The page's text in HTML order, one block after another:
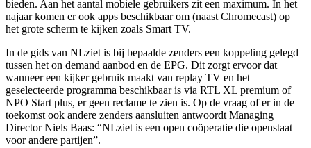
bieden. Aan het aantal mobiele gebruikers zit een maximum. In het
najaar komen er ook apps beschikbaar om (naast Chromecast) op
het grote scherm te kijken zoals Smart TV.
In de gids van NLziet is bij bepaalde zenders een koppeling gelegd
tussen het on demand aanbod en de EPG. Dit zorgt ervoor dat
wanneer een kijker gebruik maakt van replay TV en het
geselecteerde programma beschikbaar is via RTL XL premium of
NPO Start plus, er geen reclame te zien is. Op de vraag of er in de
toekomst ook andere zenders aansluiten antwoordt Managing
Director Niels Baas: “NLziet is een open coöperatie die openstaat
voor andere partijen”.